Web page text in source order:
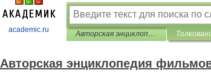
academic.ru Авторская энциклопедия фильмов Жака Лурселля
Авторская энциклопедия